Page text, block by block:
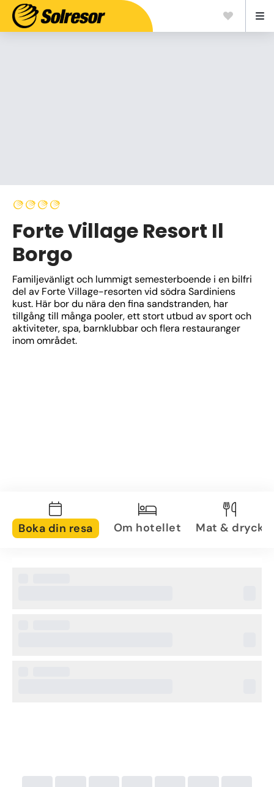
Forte Village Resort Il
Borgo
Familjevänligt och lummigt semesterboende i en bilfri
del av Forte Village-resorten vid södra Sardiniens
kust. Här bor du nära den fina sandstranden, har
tillgång till många pooler, ett stort utbud av sport och
aktiviteter, spa, barnklubbar och flera restauranger
inom området.
Boka din resa Om hotellet Mat & dryck